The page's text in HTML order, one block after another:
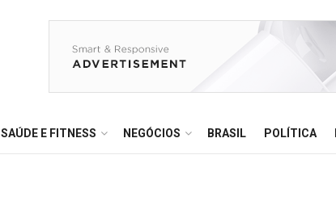
SAÚDE E FITNESS NEGÓCIOS BRASIL POLÍTICA